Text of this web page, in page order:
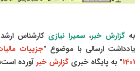
به گزارش خبر،سمیرا نیازی کارشناس
یادداشت ارسالی با موضوع "جزییات
1401" به پایگاه خبریگزارش خبر آورده است؛